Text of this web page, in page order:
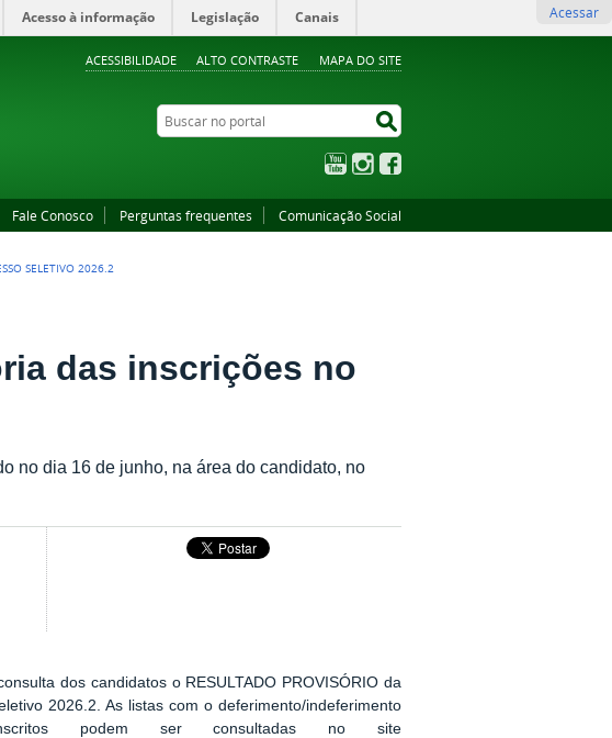
ACESSIBILIDADE ALTO CONTRASTE MAPA DO SITE
Acesso à informação Legislação Canais Acessar
Buscar no portal
YouTubeInstagram
Fale Conosco Perguntas frequentes Comunicação Social
SELETIVO 2026.2
das inscrições no
no dia 16 de junho, na área do candidato, no
dos candidatos o RESULTADO PROVISÓRIO da
2026.2. As listas com o deferimento/indeferimento
podem ser consultadas no site